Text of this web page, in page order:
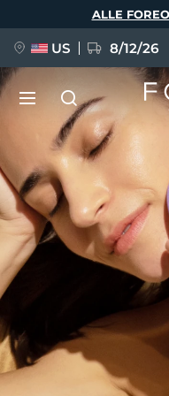
ALLE
US 8/12/26
NEU
FAQ™ Pure Beauty-
BREAKING NEWS
issa™ Teeth
Sprache
English
Français
Türkçe
简